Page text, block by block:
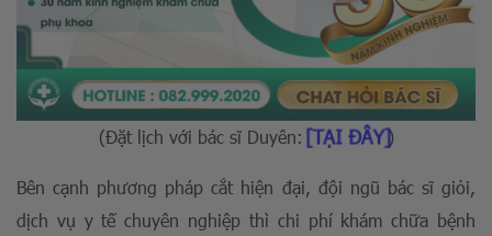
(Đặt lịch với bác sĩ Duyên:[TẠI ĐÂY])
Bên cạnh phương pháp cắt hiện đại, đội ngũ bác sĩ giỏi,
dịch vụ y tế chuyên nghiệp thì chi phí khám chữa bệnh